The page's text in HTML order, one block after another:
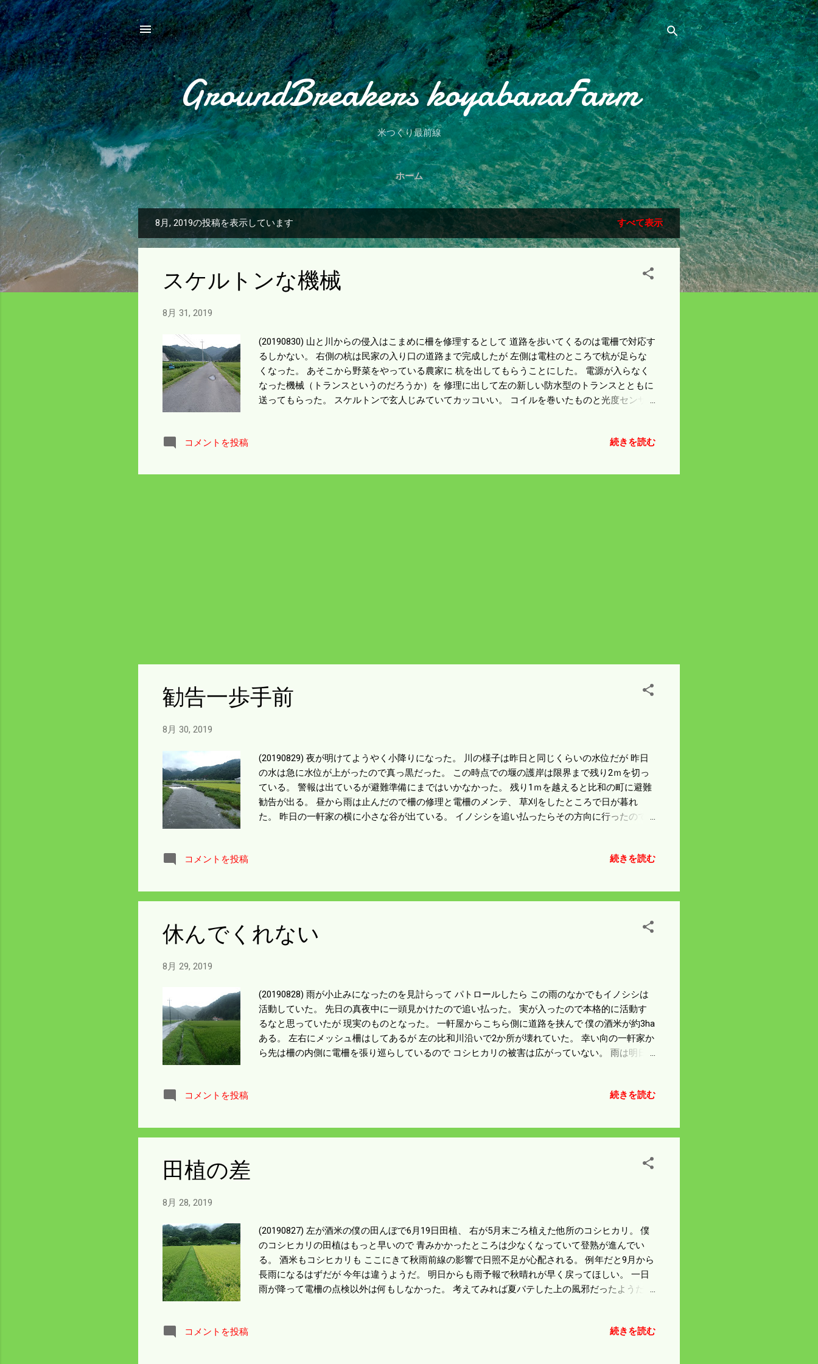
スキップしてメイン コンテンツに移動
GroundBreakers koyabaraFarm
米つくり最前線
ホーム
稿
8月, 2019の投稿を表示しています すべて表示
スケルトンな機械
8月 31, 2019
(20190830) 山と川からの侵入はこまめに柵を修理するとして 道路を歩いてくるのは電柵で対応す
るしかない。 右側の杭は民家の入り口の道路まで完成したが 左側は電柱のところで杭が足らな
くなった。 あそこから野菜をやっている農家に 杭を出してもらうことにした。 電源が入らなく
なった機械（トランスというのだろうか）を 修理に出して左の新しい防水型のトランスとともに
送ってもらった。 スケルトンで玄人じみていてカッコいい。 コイルを巻いたものと光度センサ
の修理内容は温度センサーが不良ということで 部品が取り外してあった。 豆粒の大きさのよう
機械は故障対応で温存するとして 明日は線を張り運用すれば8か所稼働することになる。 漏電対
コメントを投稿 続きを読む
勧告一歩手前
8月 30, 2019
(20190829) 夜が明けてようやく小降りになった。 川の様子は昨日と同じくらいの水位だが 昨日
の水は急に水位が上がったので真っ黒だった。 この時点での堰の護岸は限界まで残り2ｍを切っ
ている。 警報は出ているが避難準備にまではいかなかった。 残り1ｍを越えると比和の町に避難
勧告が出る。 昼から雨は止んだので柵の修理と電柵のメンテ、 草刈をしたところで日が暮れ
た。 昨日の一軒家の横に小さな谷が出ている。 イノシシを追い払ったらその方向に行ったので
で頑丈に穴は塞いでおいた。 雨が続くという。稲の作柄に影響しそうな感じになってきた。 天
コメントを投稿 続きを読む
休んでくれない
8月 29, 2019
(20190828) 雨が小止みになったのを見計らって パトロールしたら この雨のなかでもイノシシは
活動していた。 先日の真夜中に一頭見かけたので追い払った。 実が入ったので本格的に活動す
るなと思っていたが 現実のものとなった。 一軒屋からこちら側に道路を挟んで 僕の酒米が約3ha
ある。 左右にメッシュ柵はしてあるが 左の比和川沿いで2か所が壊れていた。 幸い向の一軒家か
ら先は柵の内側に電柵を張り巡らしているので コシヒカリの被害は広がっていない。 雨は明日
い。 穴を塞ぐ対処療法しかないのがもどかしいが 川は増水しているので侵入経路は山側に限ら
コメントを投稿 続きを読む
田植の差
8月 28, 2019
(20190827) 左が酒米の僕の田んぼで6月19日田植、 右が5月末ごろ植えた他所のコシヒカリ。 僕
のコシヒカリの田植はもっと早いので 青みかかったところは少なくなっていて登熟が進んでい
る。 酒米もコシヒカリも ここにきて秋雨前線の影響で日照不足が心配される。 例年だと9月から
長雨になるはずだが 今年は違うようだ。 明日からも雨予報で秋晴れが早く戻ってほしい。 一日
雨が降って電柵の点検以外は何もしなかった。 考えてみれば夏バテした上の風邪だったようだ。
コメントを投稿 続きを読む